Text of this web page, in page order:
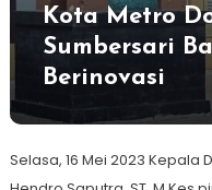
Kota Metro
Sumbersari
Berinovasi
Selasa, 16 Mei 2023 Kepala